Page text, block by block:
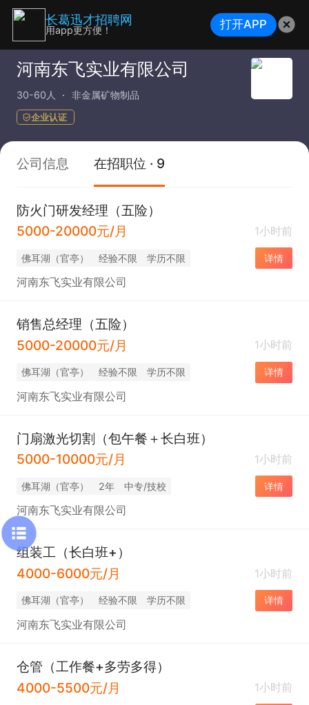
河南东飞实业有限公司
30-60人 非金属矿物制品
企业认证
公司信息 在招职位 · 9
防火门研发经理（五险）
5000-20000元/月
1小时前
佛耳湖（官亭） 经验不限 学历不限 详情
河南东飞实业有限公司
销售总经理（五险）
5000-20000元/月
1小时前
佛耳湖（官亭） 经验不限 学历不限 详情
河南东飞实业有限公司
门扇激光切割（包午餐＋长白班）
5000-10000元/月
1小时前
佛耳湖（官亭） 2年 中专/技校 详情
河南东飞实业有限公司
组装工（长白班+）
4000-6000元/月
1小时前
佛耳湖（官亭） 经验不限 学历不限 详情
河南东飞实业有限公司
仓管（工作餐+多劳多得）
4000-5500元/月
1小时前
长葛迅才招聘网
用app更方便！ 打开APP